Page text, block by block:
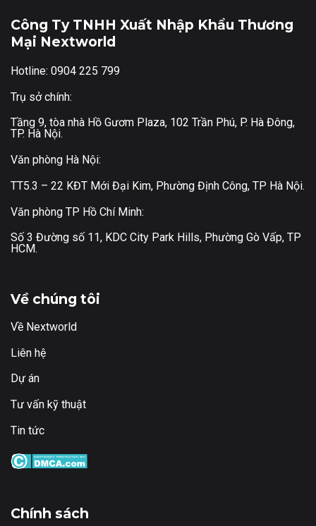
Công Ty TNHH Xuất Nhập Khẩu Thương
Mại Nextworld
Hotline: 0904 225 799
Trụ sở chính:
Tầng 9, tòa nhà Hồ Gươm Plaza, 102 Trần Phú, P. Hà Đông,
TP. Hà Nội.
Văn phòng Hà Nội:
TT5.3 – 22 KĐT Mới Đại Kim, Phường Định Công, TP Hà Nội.
Văn phòng TP Hồ Chí Minh:
Số 3 Đường số 11, KDC City Park Hills, Phường Gò Vấp, TP
HCM.
Về chúng tôi
Về Nextworld
Liên hệ
Dự án
Tư vấn kỹ thuật
Tin tức
Chính sách